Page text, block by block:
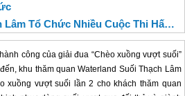
Chức Nhiều Cuộc Thi Hấp Dẫn Dịp 30/4
công của giải đua “Chèo xuồng vượt suối”
khu thăm quan Waterland Suối Thạch Lâm
xuồng vượt suối lần 2 cho khách thăm quan